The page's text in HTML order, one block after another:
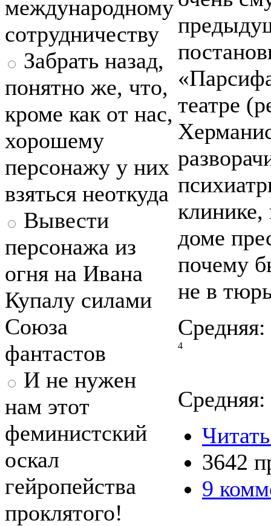
международному
сотрудничеству
Забрать назад,
понятно же, что,
кроме как от нас,
хорошему
персонажу у них
взяться неоткуда
Вывести
персонажа из
огня на Ивана
Купалу силами
Союза
фантастов
И не нужен
нам этот
феминистский
оскал
гейропейства
проклятого!
театре
клинике,
доме
почему
не в
Средняя:
4
Средняя:
3642
9